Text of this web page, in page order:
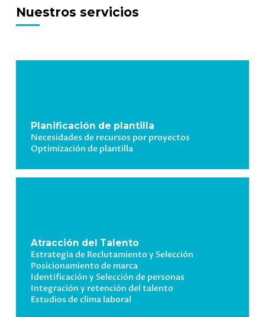
Nuestros servicios
Planificación de plantilla
Necesidades de recursos por proyectos
Optimización de plantilla
Atracción del Talento
Estrategia de Reclutamiento y Selección
Posicionamiento de marca
Identificación y Selección de personas
Integración y retención del talento
Estudios de clima laboral